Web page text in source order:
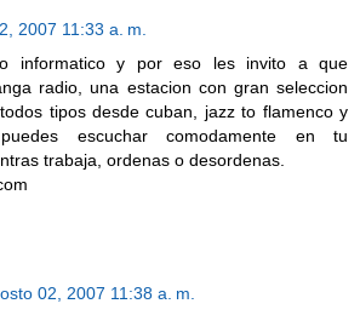
2007 11:33 a. m.
informatico y por eso les invito a que
radio, una estacion con gran seleccion
tipos desde cuban, jazz to flamenco y
escuchar comodamente en tu
trabaja, ordenas o desordenas.
02, 2007 11:38 a. m.